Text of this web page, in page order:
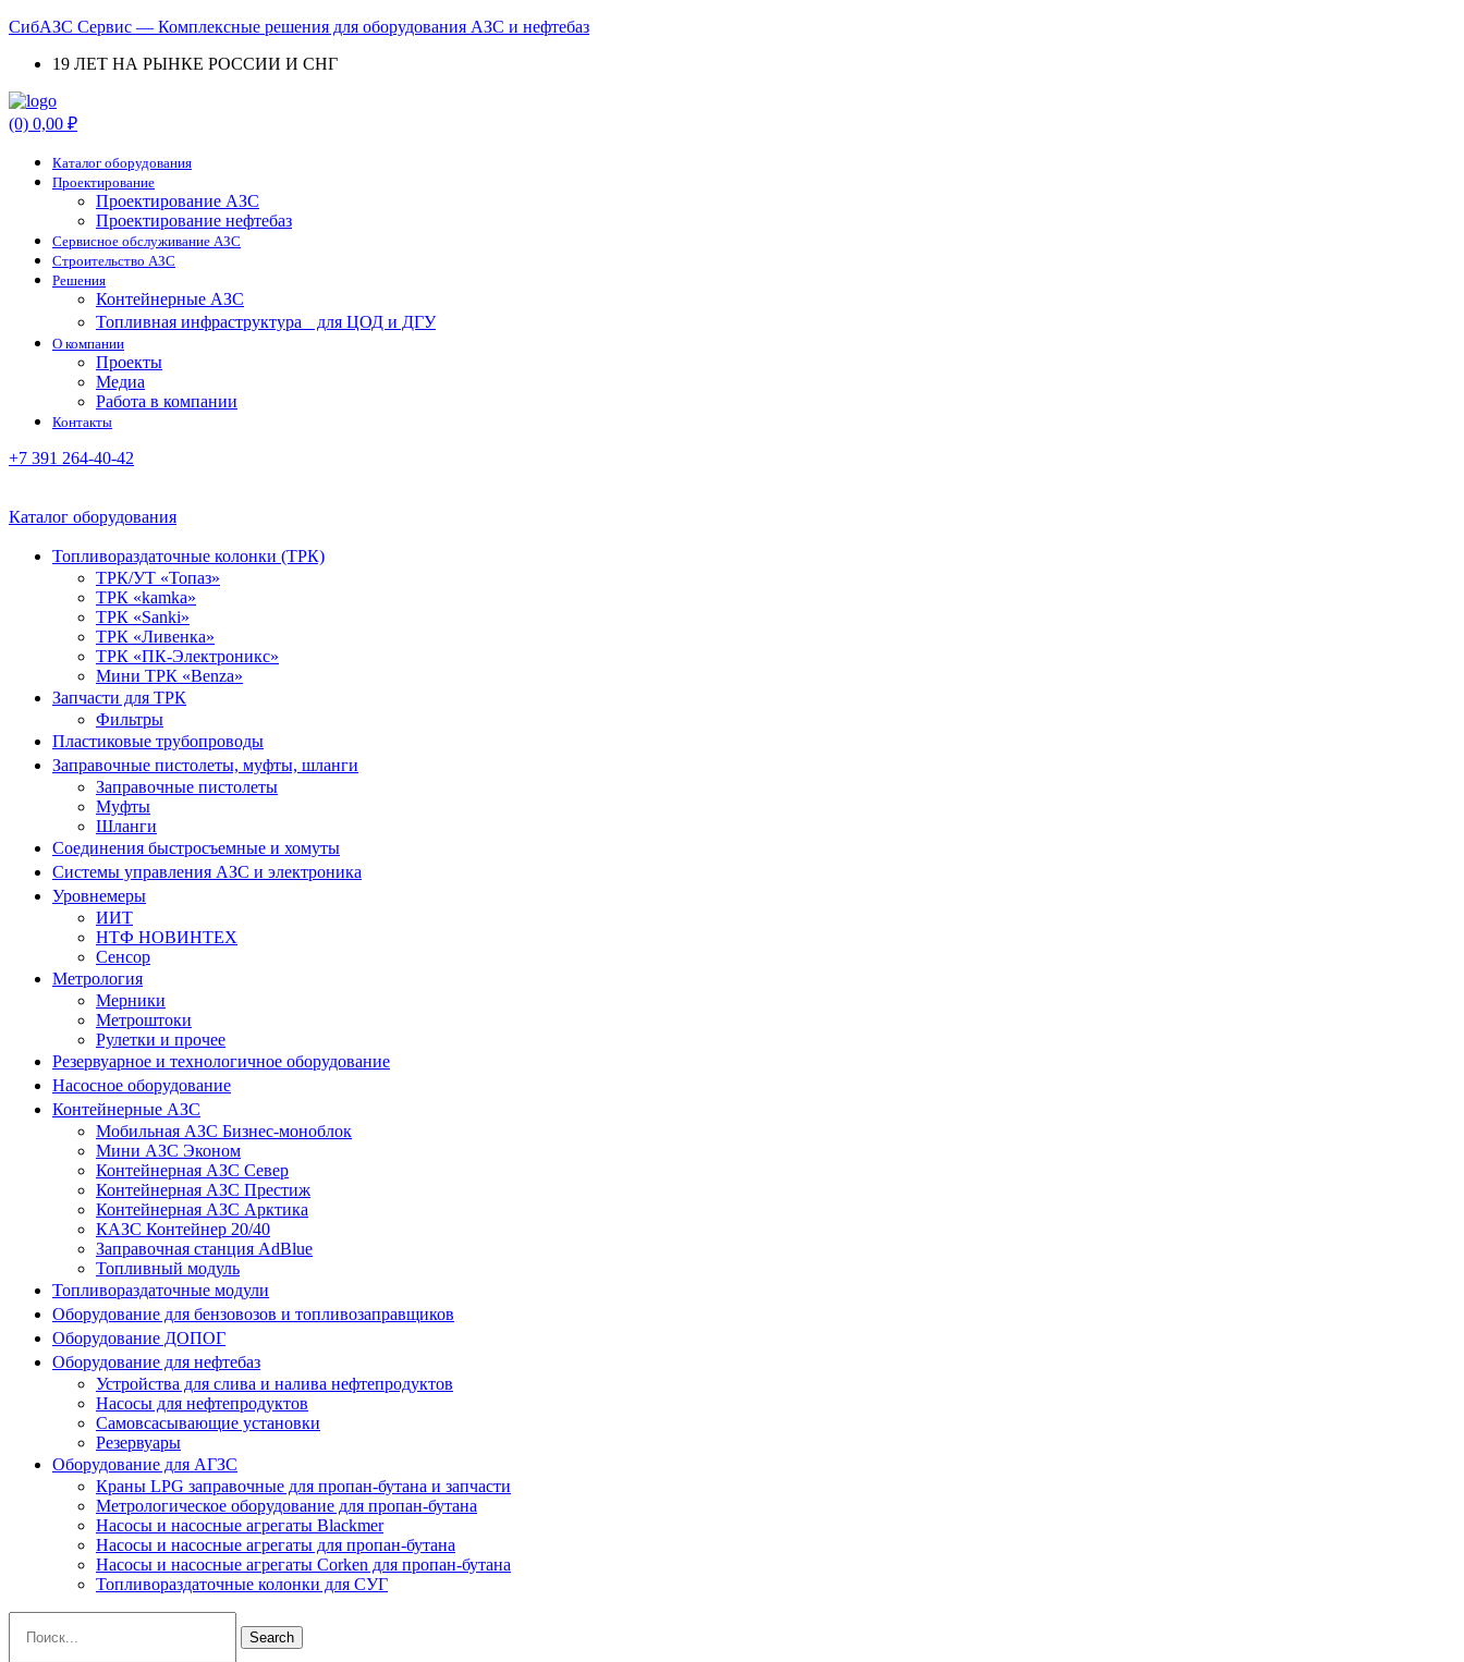
СибАЗС Сервис — Комплексные решения для оборудования АЗС и нефтебаз
19 ЛЕТ НА РЫНКЕ РОССИИ И СНГ
Menu
(0) 0,00 ₽
Каталог оборудования
Проектирование
Проектирование АЗС
Проектирование нефтебаз
Cервисное обслуживание АЗС
Строительство АЗС
Решения
Контейнерные АЗС
Топливная инфраструктура для ЦОД и ДГУ
О компании
Проекты
Медиа
Работа в компании
Контакты
+7 391 264-40-42
Каталог оборудования
Топливораздаточные колонки (ТРК)
ТРК/УТ «Топаз»
ТРК «kamka»
ТРК «Sanki»
ТРК «Ливенка»
ТРК «ПК-Электроникс»
Мини ТРК «Benza»
Запчасти для ТРК
Фильтры
Пластиковые трубопроводы
Заправочные пистолеты, муфты, шланги
Заправочные пистолеты
Муфты
Шланги
Соединения быстросъемные и хомуты
Системы управления АЗС и электроника
Уровнемеры
ИИТ
НТФ НОВИНТЕХ
Сенсор
Метрология
Мерники
Метроштоки
Рулетки и прочее
Резервуарное и технологичное оборудование
Насосное оборудование
Контейнерные АЗС
Мобильная АЗС Бизнес-моноблок
Мини АЗС Эконом
Контейнерная АЗС Север
Контейнерная АЗС Престиж
Контейнерная АЗС Арктика
КАЗС Контейнер 20/40
Заправочная станция AdBlue
Топливный модуль
Топливораздаточные модули
Оборудование для бензовозов и топливозаправщиков
Оборудование ДОПОГ
Оборудование для нефтебаз
Устройства для слива и налива нефтепродуктов
Насосы для нефтепродуктов
Самовсасывающие установки
Резервуары
Оборудование для АГЗС
Краны LPG заправочные для пропан-бутана и запчасти
Метрологическое оборудование для пропан-бутана
Насосы и насосные агрегаты Blackmer
Насосы и насосные агрегаты для пропан-бутана
Насосы и насосные агрегаты Corken для пропан-бутана
Топливораздаточные колонки для СУГ
for:
Search